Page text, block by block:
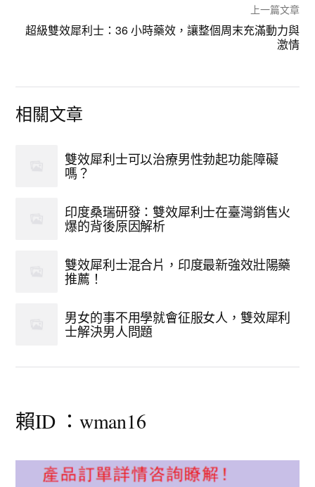
上一篇文章
超級雙效犀利士：36 小時藥效，讓整個周末充滿動力與
激情
相關文章
雙效犀利士可以治療男性勃起功能障礙
嗎？
印度桑瑞研發：雙效犀利士在臺灣銷售火
爆的背後原因解析
雙效犀利士混合片，印度最新強效壯陽藥
推薦！
男女的事不用學就會征服女人，雙效犀利
士解決男人問題
賴ID ：wman16